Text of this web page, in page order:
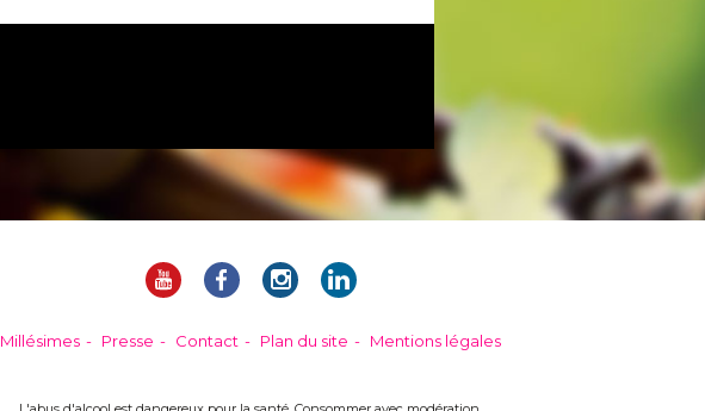
Millésimes Presse Contact Plan du site Mentions légales